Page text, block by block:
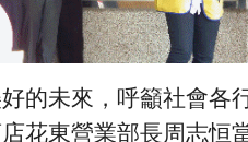
的未來，呼籲社會各
花東營業部長周志恒